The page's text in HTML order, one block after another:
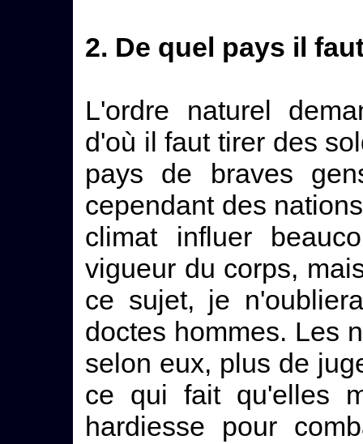
2. De quel pays il
L'ordre naturel
d'où il faut tirer des
pays de braves
cependant des
climat influer
vigueur du corps,
ce sujet, je
doctes hommes. Les
selon eux, plus de
ce qui fait qu'elles
hardiesse pour